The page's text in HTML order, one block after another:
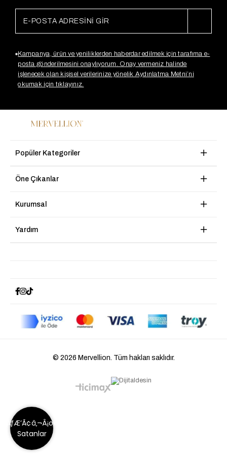
Kampanya, ürün ve yeniliklerden haberdar edilmek için tarafıma e-
posta gönderilmesini onaylıyorum. Onay vermeniz halinde
işlenecek olan kişisel verilerinize yönelik Aydınlatma Metni’ni
okumak için tıklayınız.
Popüler Kategoriler
Öne Çıkanlar
Kurumsal
Yardım
© 2026 Mervellion. Tüm hakları saklıdır.
ÃƒÆ’Ã¢â‚¬Â¡ok
Satanlar